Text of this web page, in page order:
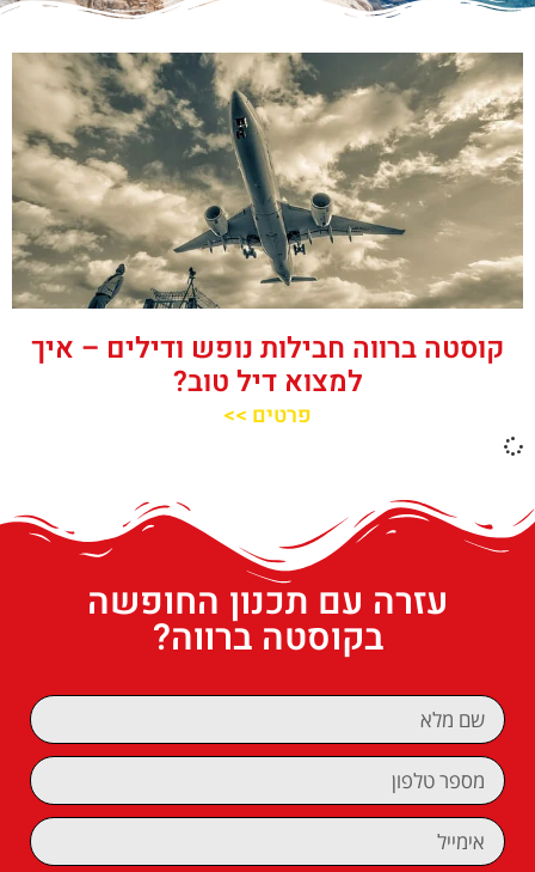
קוסטה ברווה חבילות נופש ודילים – איך
למצוא דיל טוב?
פרטים >>
עזרה עם תכנון החופשה
בקוסטה ברווה?